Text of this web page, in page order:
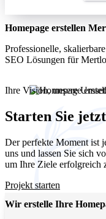
Homepage erstellen
Professionelle,
SEO Lösungen für
Ihre Vision, unsere
Unternehmen lokal und
Starten Sie
Der perfekte Moment ist
uns und lassen Sie sich
um Ihre Ziele erfolgreich
Projekt starten
Wir erstelle Ihre